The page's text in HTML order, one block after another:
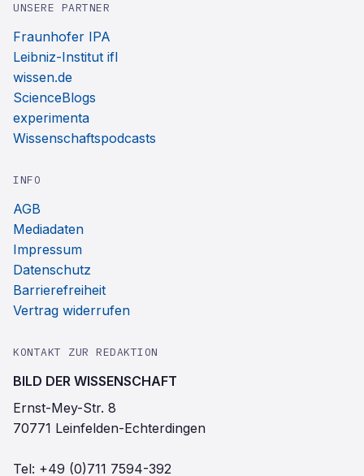
UNSERE PARTNER
Fraunhofer IPA
Leibniz-Institut ifl
wissen.de
ScienceBlogs
experimenta
Wissenschaftspodcasts
INFO
AGB
Mediadaten
Impressum
Datenschutz
Barrierefreiheit
Vertrag widerrufen
KONTAKT ZUR REDAKTION
BILD DER WISSENSCHAFT
Ernst-Mey-Str. 8
70771 Leinfelden-Echterdingen
Tel: +49 (0)711 7594-392